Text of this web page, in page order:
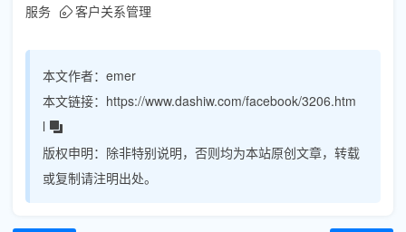
服务
客户关系管理
本文作者： emer
本文链接： https://www.dashiw.com/facebook/3206.htm
l
版权申明： 除非特别说明，否则均为本站原创文章，转载
或复制请注明出处。